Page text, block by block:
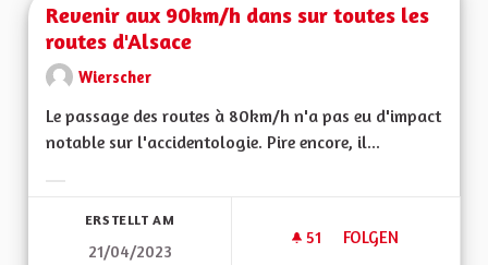
Revenir aux 90km/h dans sur toutes les
routes d'Alsace
Wierscher
Le passage des routes à 80km/h n'a pas eu d'impact
notable sur l'accidentologie. Pire encore, il...
ERSTELLT AM
21/04/2023
51 51 FOLLOWER
FOLGEN
REVENIR AUX